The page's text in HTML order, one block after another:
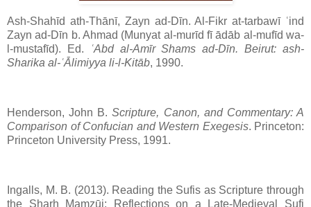
Ash-Shahīd ath-Thānī, Zayn ad-Dīn. Al-Fikr at-tarbawī ʿind
Zayn ad-Dīn b. Ahmad (Munyat al-murīd fī ādāb al-mufīd wa-
l-mustafīd). Ed.
ʿAbd al-Amīr Shams ad-Dīn. Beirut: ash-
Sharika al-ʿĀlimiyya li-l-Kitāb, 1990.
Henderson, John B. Scripture, Canon, and Commentary: A
Comparison of Confucian and Western Exegesis. Princeton:
Princeton University Press, 1991.
Ingalls, M. B. (2013). Reading the Sufis as Scripture through
the Sharḥ Mamzūj: Reflections on a Late-Medieval Sufi